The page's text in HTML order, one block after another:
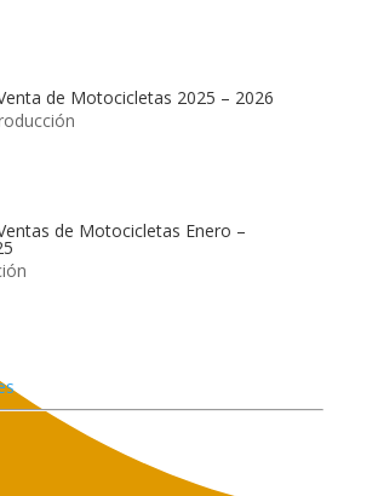
de Motocicletas 2025 – 2026
de Motocicletas Enero –